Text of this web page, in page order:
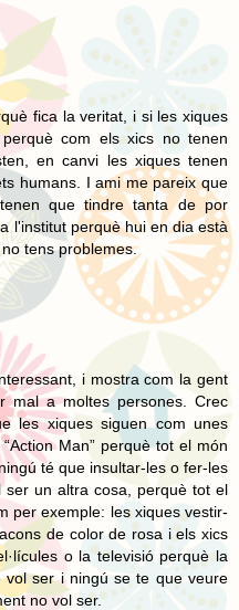
fica la veritat, i si les xiques
com els xics no tenen
en canvi les xiques tenen
humans. I ami me pareix que
que tindre tanta de por
l'institut perquè hui en dia està
tens problemes.
i mostra com la gent
mal a moltes persones. Crec
les xiques siguen com unes
Man” perquè tot el món
té que insultar-les o fer-les
un altra cosa, perquè tot el
per exemple: les xiques vestir-
de color de rosa i els xics
o la televisió perquè la
ser i ningú se te que veure
no vol ser.